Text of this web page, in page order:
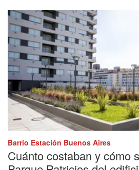
Barrio Estación Buenos Aires
Cuánto costaban y cómo